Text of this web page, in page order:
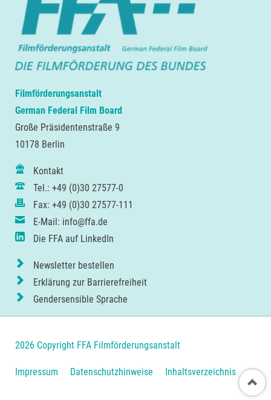
Filmförderungsanstalt
German Federal Film Board
Große Präsidentenstraße 9
10178 Berlin
Kontakt
Tel.: +49 (0)30 27577-0
Fax: +49 (0)30 27577-111
E-Mail: info@ffa.de
Die FFA auf LinkedIn
Newsletter bestellen
Erklärung zur Barrierefreiheit
Gendersensible Sprache
2026 Copyright FFA Filmförderungsanstalt
Navigation
Impressum Datenschutzhinweise Inhaltsverzeichnis Nach